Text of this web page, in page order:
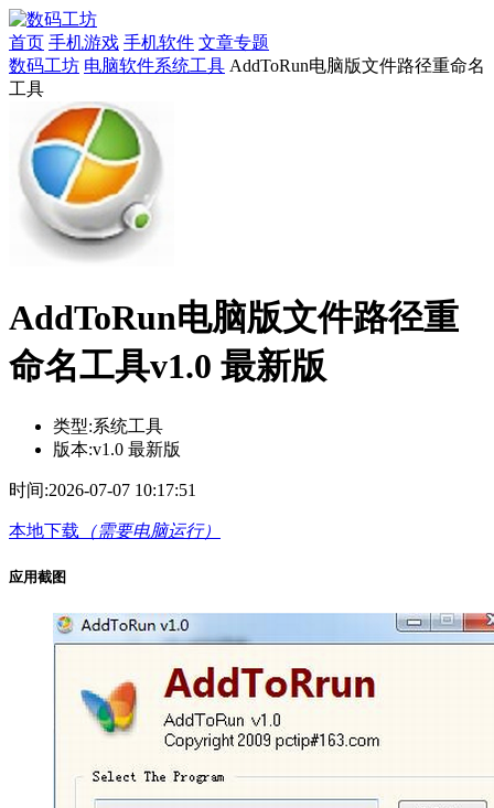
首页 手机游戏 手机软件 文章专题
数码工坊 电脑软件系统工具 AddToRun电脑版文件路径重命名
工具
AddToRun电脑版文件路径重
命名工具v1.0 最新版
类型:系统工具
版本:v1.0 最新版
时间:2026-07-07 10:17:51
本地下载 （需要电脑运行）
应用截图